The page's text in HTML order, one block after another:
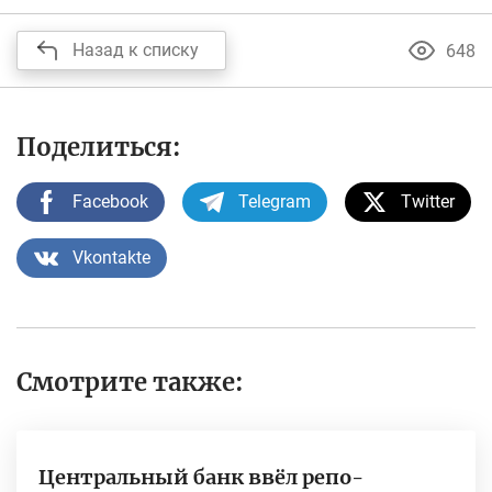
Назад к списку 648
Поделиться:
Facebook Telegram Twitter
Vkontakte
Смотрите также:
Центральный банк ввёл репо-